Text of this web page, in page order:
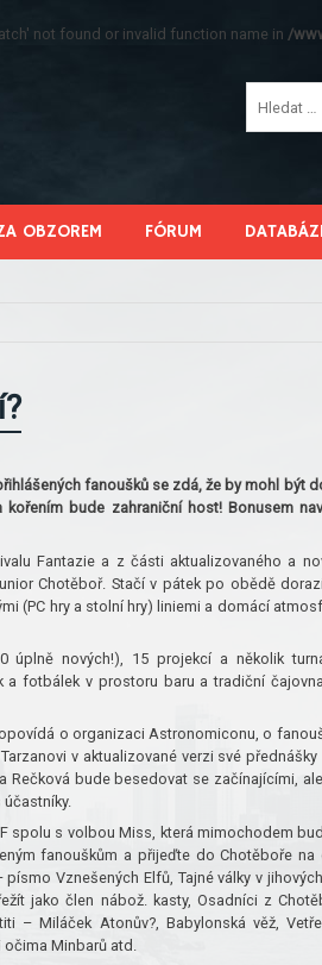
not found or invalid function name in /
OBZOREM FÓRUM
fanoušků se zdá, že by mohl být
bude zahraniční host! Bonusem
Fantazie a z části aktualizovaného a
Chotěboř. Stačí v pátek po obědě
(PC hry a stolní hry) liniemi a domácí
úplně nových!), 15 projekcí a několik
a fotbálek v prostoru baru a tradiční
o organizaci Astronomiconu, o
v aktualizované verzi své přednášky
Rečková bude besedovat se začínajícími,
spolu s volbou Miss, která mimochodem
fanouškům a přijeďte do Chotěboře na
Vznešených Elfů, Tajné války v
jako člen nábož. kasty, Osadníci z
– Miláček Atonův?, Babylonská věž,
Minbarů atd.